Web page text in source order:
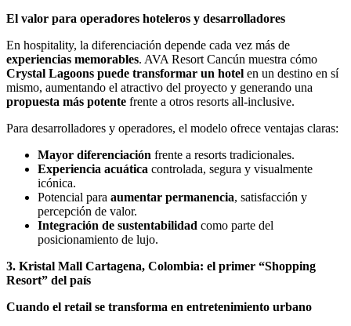
El valor para operadores hoteleros y desarrolladores
En hospitality, la diferenciación depende cada vez más de
experiencias memorables. AVA Resort Cancún muestra cómo
Crystal Lagoons puede transformar un hotel en un destino en sí
mismo, aumentando el atractivo del proyecto y generando una
propuesta más potente frente a otros resorts all-inclusive.
Para desarrolladores y operadores, el modelo ofrece ventajas claras:
Mayor diferenciación frente a resorts tradicionales.
Experiencia acuática controlada, segura y visualmente
icónica.
Potencial para aumentar permanencia, satisfacción y
percepción de valor.
Integración de sustentabilidad como parte del
posicionamiento de lujo.
3. Kristal Mall Cartagena, Colombia: el primer “Shopping
Resort” del país
Cuando el retail se transforma en entretenimiento urbano